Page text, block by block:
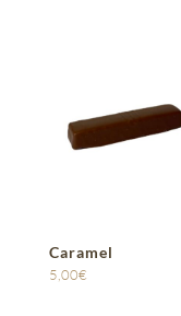
Caramel
5,00€